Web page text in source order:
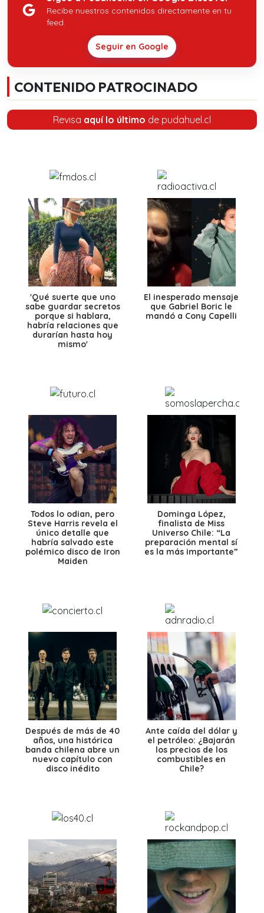
Recibe nuestros contenidos directamente en tu
feed.
Seguir en Google
CONTENIDO PATROCINADO
Revisa aquí lo último de pudahuel.cl
'Qué suerte que uno
sabe guardar secretos
porque si hablara,
habría relaciones que
durarían hasta hoy
mismo'
El inesperado mensaje
que Gabriel Boric le
mandó a Cony Capelli
Todos lo odian, pero
Steve Harris revela el
único detalle que
habría salvado este
polémico disco de Iron
Maiden
Dominga López,
finalista de Miss
Universo Chile: “La
preparación mental sí
es la más importante”
Después de más de 40
años, una histórica
banda chilena abre un
nuevo capítulo con
disco inédito
Ante caída del dólar y
el petróleo: ¿Bajarán
los precios de los
combustibles en
Chile?